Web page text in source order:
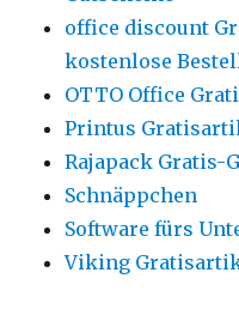
office discount
kostenlose
OTTO Office
Printus
Rajapack Gratis-
Schnäppchen
Software fürs
Viking